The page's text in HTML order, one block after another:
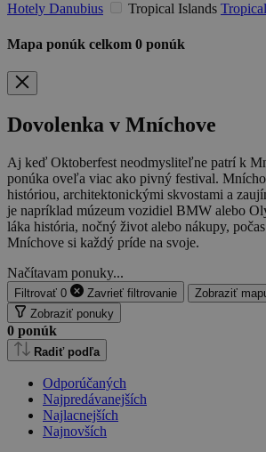
Hotely Danubius
Tropical Islands
Mapa ponúk celkom 0 ponúk
Dovolenka v Mníchove
Aj keď Oktoberfest neodmysliteľne patrí k
ponúka oveľa viac ako pivný festival.
históriou, architektonickými skvostami a
je napríklad múzeum vozidiel BMW alebo
láka história, nočný život alebo nákupy,
Mníchove si každý príde na svoje.
Načítavam ponuky...
Filtrovať 0 Zavrieť filtrovanie
Zobraziť
Zobraziť ponuky
0 ponúk
Radiť podľa
Odporúčaných
Najpredávanejších
Najlacnejších
Najnovších